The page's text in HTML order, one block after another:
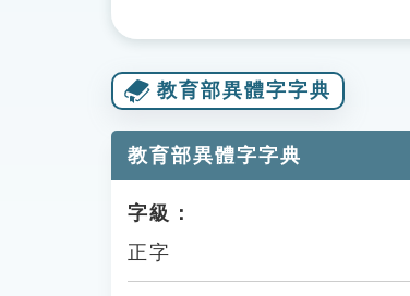
教育部異體字字典
教育部異體字字典
字級：
正字